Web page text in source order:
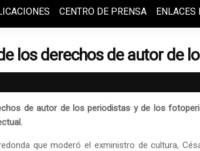
CENTRO DE PRENSA ENLACES
los derechos de autor de
de autor de los periodistas y de los
que moderó el exministro de cultura,